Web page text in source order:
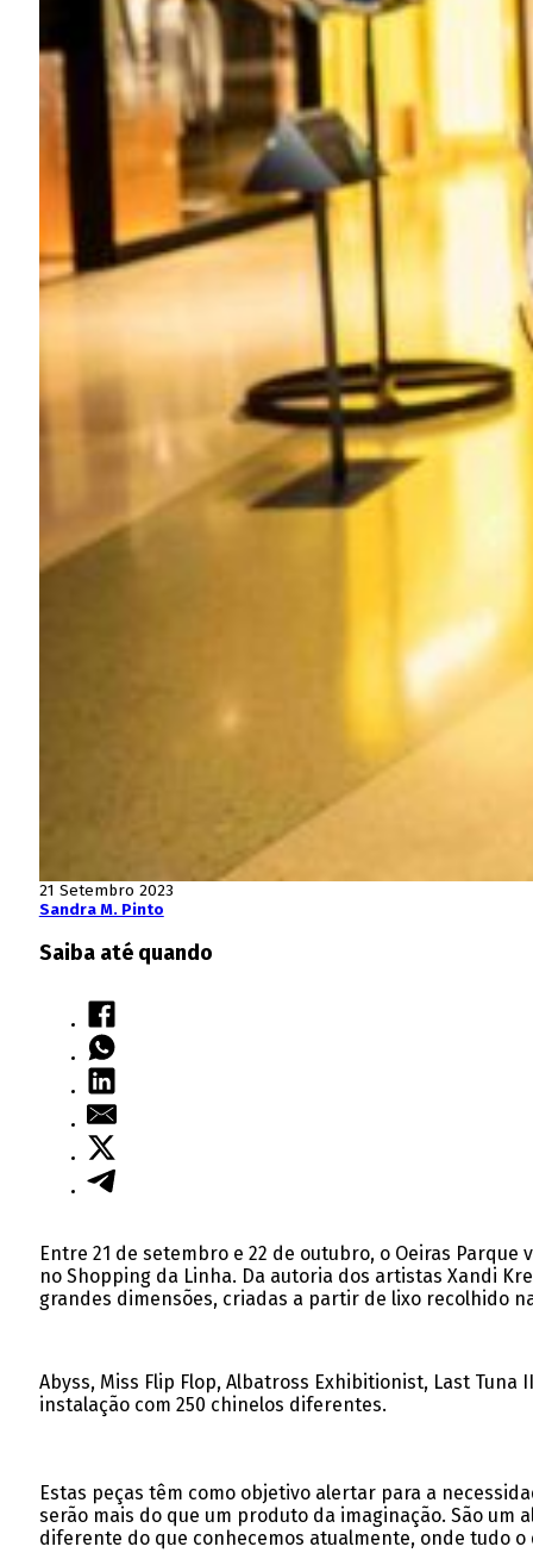
21 Setembro 2023
Sandra M. Pinto
Saiba até quando
Entre 21 de setembro e 22 de outubro, o Oeiras
no Shopping da Linha. Da autoria dos artistas Xandi
grandes dimensões, criadas a partir de lixo recolhido
Abyss, Miss Flip Flop, Albatross Exhibitionist, Last
instalação com 250 chinelos diferentes.
Estas peças têm como objetivo alertar para a
serão mais do que um produto da imaginação. São
diferente do que conhecemos atualmente, onde tudo